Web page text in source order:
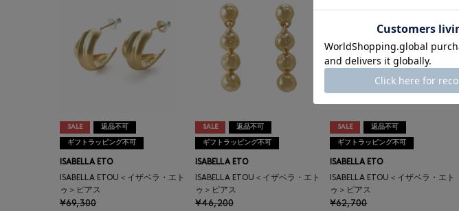
SALE 返品不可
ギフトラッピング不可
ISABELLA ETO
ISABELLA ETOU＜イザベラ・エト
ゥ＞ピアス
¥69,300
SALE 返品不可
ギフトラッピング不可
ISABELLA ETO
ISABELLA ETOU＜イザベラ・エト
ゥ＞ピアス
¥46,200
SALE 返品不可
ギフトラッピング不可
ISABELLA ETO
ISABELLA ETOU＜イザベラ・エト
ゥ＞ピアス
¥62,700